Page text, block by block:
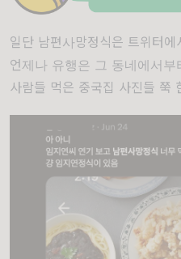
일단 남편사망정식은 트위터
언제나 유행은 그 동네에서
사람들 먹은 중국집 사진들 쭉